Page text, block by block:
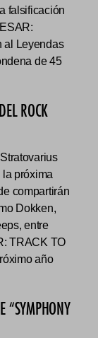
falsificación
al Leyendas
de 45
ROCK
próxima
compartirán
Dokken,
entre
TRACK TO
año
“SYMPHONY